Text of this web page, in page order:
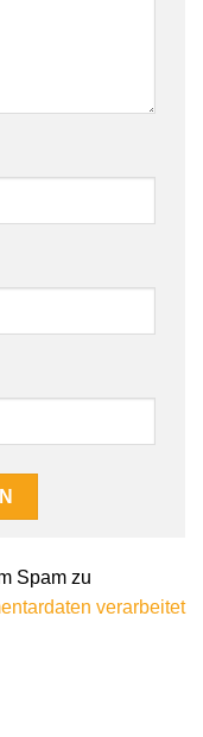
Spam zu
verarbeitet